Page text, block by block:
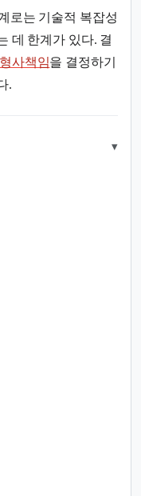
로는 기술적 복잡성
데 한계가 있다. 결
형사책임을 결정하기
.
▾